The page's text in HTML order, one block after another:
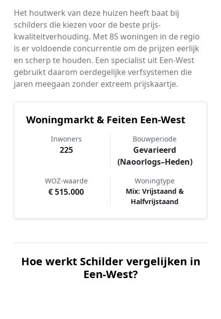
Het houtwerk van deze huizen heeft baat bij
schilders die kiezen voor de beste prijs-
kwaliteitverhouding. Met 85 woningen in de regio
is er voldoende concurrentie om de prijzen eerlijk
en scherp te houden. Een specialist uit Een-West
gebruikt daarom oerdegelijke verfsystemen die
jaren meegaan zonder extreem prijskaartje.
Woningmarkt & Feiten Een-West
Inwoners
225
Bouwperiode
Gevarieerd
(Naoorlogs–Heden)
WOZ-waarde
€ 515.000
Woningtype
Mix: Vrijstaand &
Halfvrijstaand
Hoe werkt Schilder vergelijken in
Een-West?